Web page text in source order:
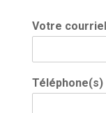
Votre courriel
Téléphone(s)